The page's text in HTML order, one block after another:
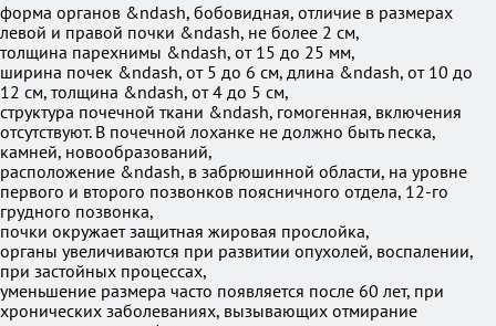
форма органов &ndash, бобовидная, отличие в размерах
левой и правой почки &ndash, не более 2 см,
толщина парехнимы &ndash, от 15 до 25 мм,
ширина почек &ndash, от 5 до 6 см, длина &ndash, от 10 до
12 см, толщина &ndash, от 4 до 5 см,
структура почечной ткани &ndash, гомогенная, включения
отсутствуют. В почечной лоханке не должно быть песка,
камней, новообразований,
расположение &ndash, в забрюшинной области, на уровне
первого и второго позвонков поясничного отдела, 12-го
грудного позвонка,
почки окружает защитная жировая прослойка,
органы увеличиваются при развитии опухолей, воспалении,
при застойных процессах,
уменьшение размера часто появляется после 60 лет, при
хронических заболеваниях, вызывающих отмирание